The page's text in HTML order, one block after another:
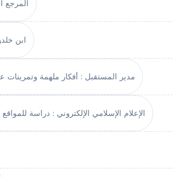
المرجع
ابن
مدير المستقبل : أفكار ملهمة وتمرينات
الإعلام الإسلامي الإلكتروني : دراسة